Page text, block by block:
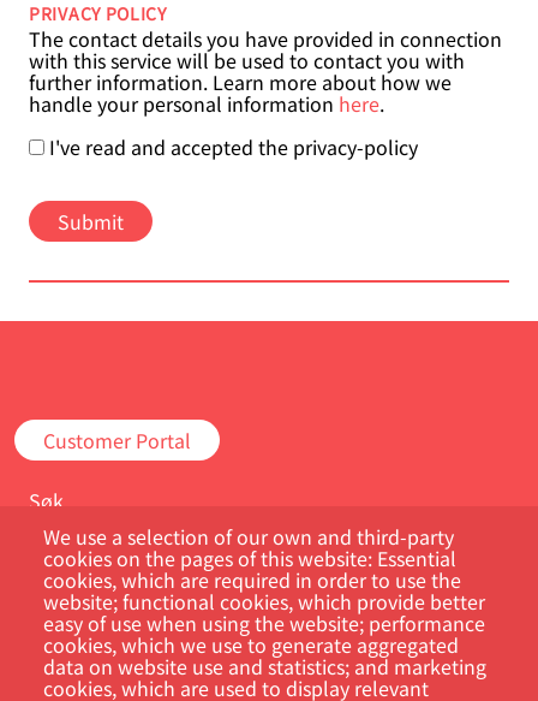
PRIVACY POLICY
The contact details you have provided in connection
with this service will be used to contact you with
further information. Learn more about how we
handle your personal information here.
I've read and accepted the privacy-policy
Customer Portal
Søk
We use a selection of our own and third-party
cookies on the pages of this website: Essential
cookies, which are required in order to use the
website; functional cookies, which provide better
easy of use when using the website; performance
cookies, which we use to generate aggregated
data on website use and statistics; and marketing
cookies, which are used to display relevant